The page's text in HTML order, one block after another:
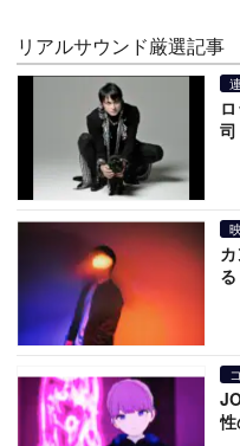
リアルサウンド厳選記事
司
る